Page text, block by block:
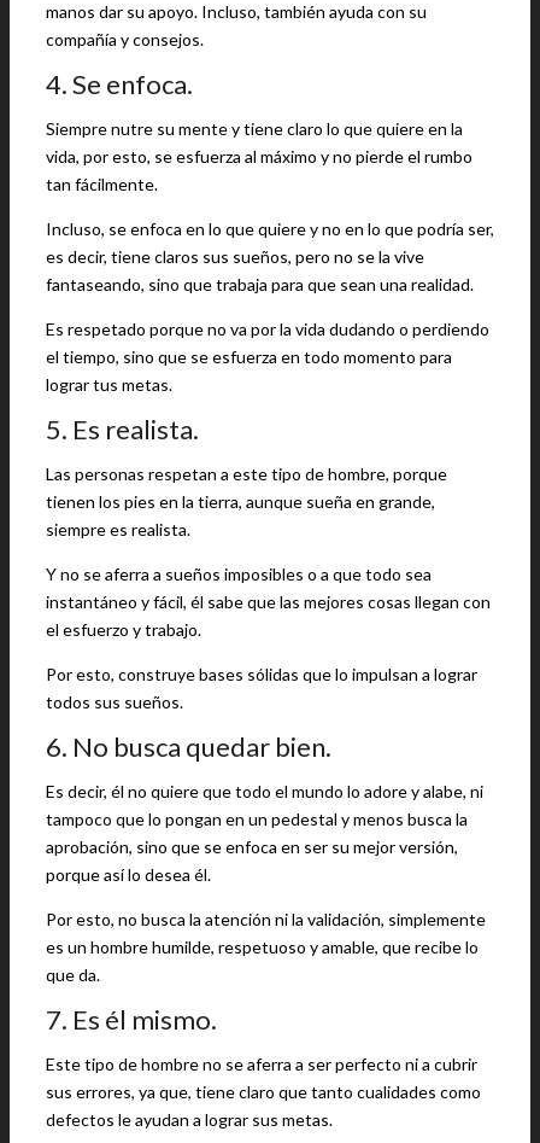
manos dar su apoyo. Incluso, también ayuda con su
compañía y consejos.
4. Se enfoca.
Siempre nutre su mente y tiene claro lo que quiere en la
vida, por esto, se esfuerza al máximo y no pierde el rumbo
tan fácilmente.
Incluso, se enfoca en lo que quiere y no en lo que podría ser,
es decir, tiene claros sus sueños, pero no se la vive
fantaseando, sino que trabaja para que sean una realidad.
Es respetado porque no va por la vida dudando o perdiendo
el tiempo, sino que se esfuerza en todo momento para
lograr tus metas.
5. Es realista.
Las personas respetan a este tipo de hombre, porque
tienen los pies en la tierra, aunque sueña en grande,
siempre es realista.
Y no se aferra a sueños imposibles o a que todo sea
instantáneo y fácil, él sabe que las mejores cosas llegan con
el esfuerzo y trabajo.
Por esto, construye bases sólidas que lo impulsan a lograr
todos sus sueños.
6. No busca quedar bien.
Es decir, él no quiere que todo el mundo lo adore y alabe, ni
tampoco que lo pongan en un pedestal y menos busca la
aprobación, sino que se enfoca en ser su mejor versión,
porque así lo desea él.
Por esto, no busca la atención ni la validación, simplemente
es un hombre humilde, respetuoso y amable, que recibe lo
que da.
7. Es él mismo.
Este tipo de hombre no se aferra a ser perfecto ni a cubrir
sus errores, ya que, tiene claro que tanto cualidades como
defectos le ayudan a lograr sus metas.